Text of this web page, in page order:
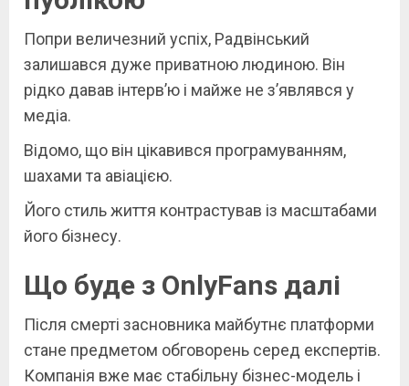
Попри величезний успіх, Радвінський
залишався дуже приватною людиною. Він
рідко давав інтерв’ю і майже не з’являвся у
медіа.
Відомо, що він цікавився програмуванням,
шахами та авіацією.
Його стиль життя контрастував із масштабами
його бізнесу.
Що буде з OnlyFans далі
Після смерті засновника майбутнє платформи
стане предметом обговорень серед експертів.
Компанія вже має стабільну бізнес-модель і